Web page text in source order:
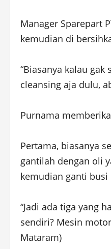
Manager Sparepart
kemudian di
“Biasanya kalau
cleansing aja dulu,
Purnama
Pertama, biasanya
gantilah dengan oli
kemudian ganti busi
“Jadi ada tiga yang
sendiri? Mesin
Mataram)